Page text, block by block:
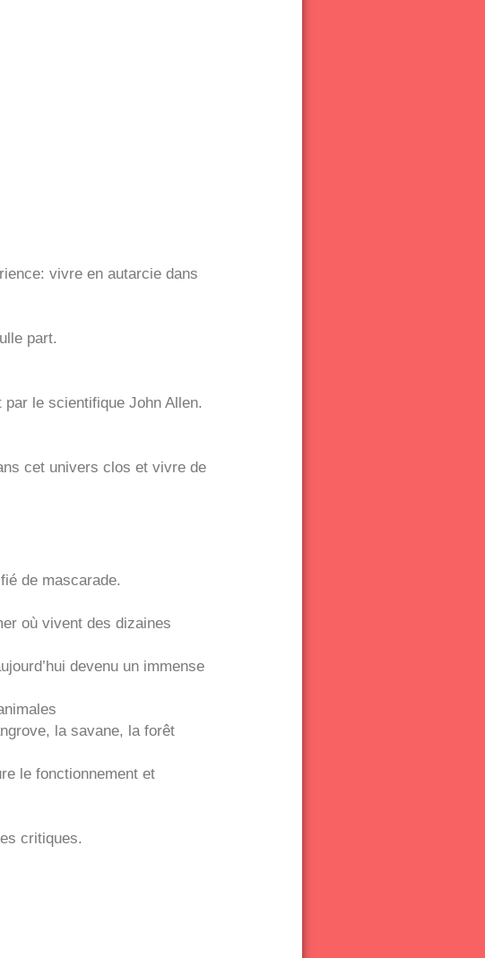
vivre en autarcie dans
part.
le scientifique John Allen.
cet univers clos et vivre de
de mascarade.
où vivent des dizaines
devenu un immense
la savane, la forêt
le fonctionnement et
critiques.